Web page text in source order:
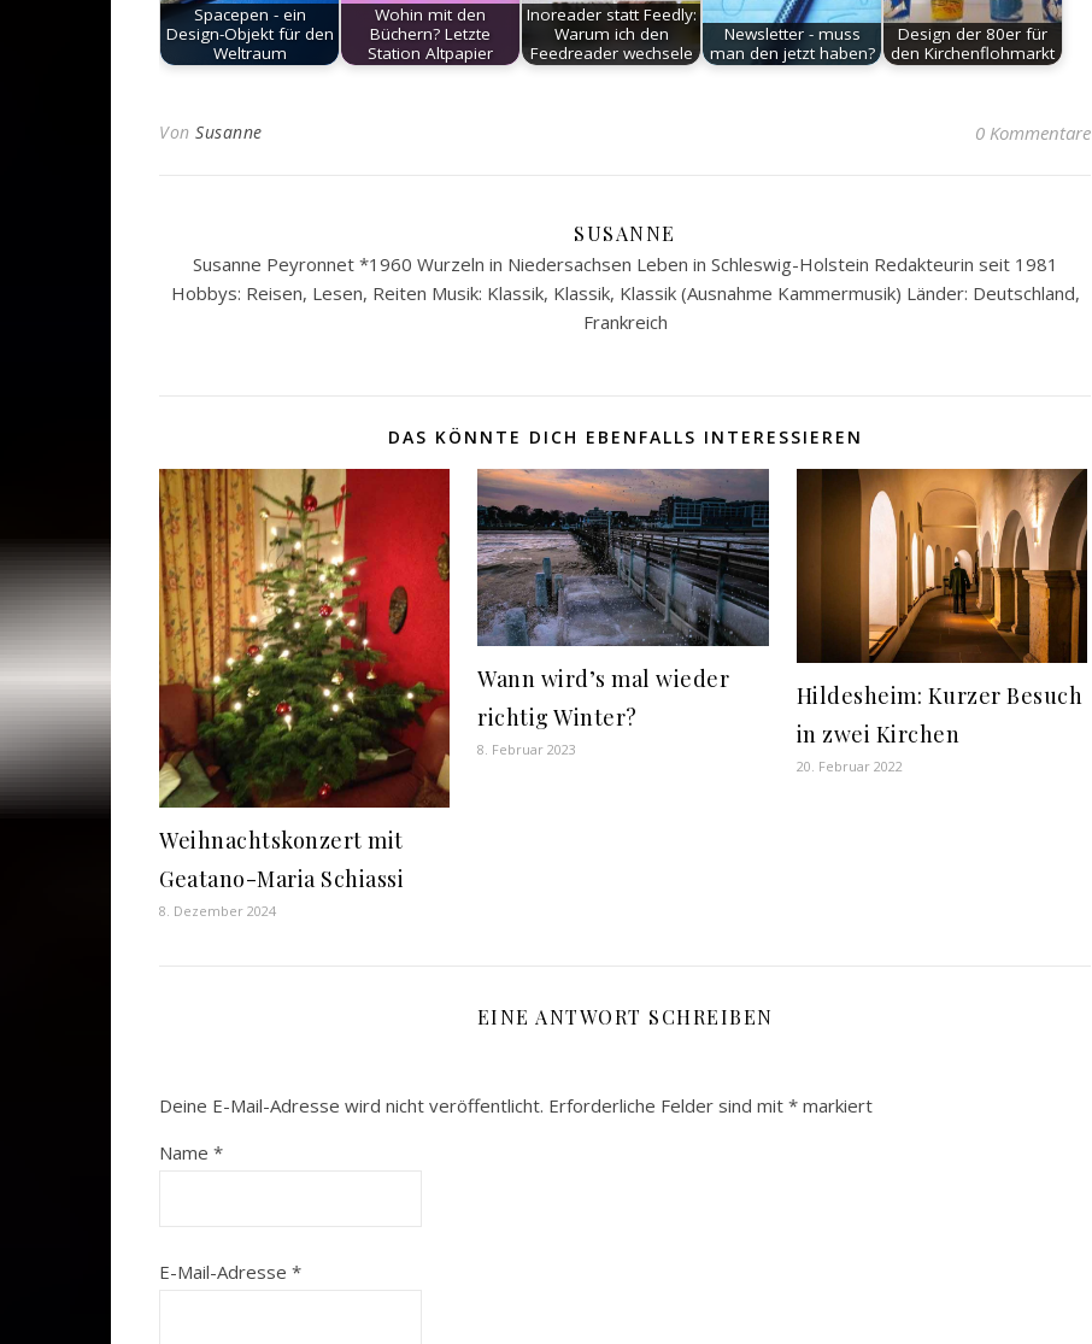
Spacepen - ein
Design-Objekt für den
Weltraum
Wohin mit den
Büchern? Letzte
Station Altpapier
Inoreader statt Feedly:
Warum ich den
Feedreader wechsele
Newsletter - muss
man den jetzt haben?
Design der 80er für
den Kirchenflohmarkt
Von Susanne 0 Kommentare
SUSANNE
Susanne Peyronnet *1960 Wurzeln in Niedersachsen Leben in Schleswig-Holstein Redakteurin seit 1981
Hobbys: Reisen, Lesen, Reiten Musik: Klassik, Klassik, Klassik (Ausnahme Kammermusik) Länder: Deutschland,
Frankreich
DAS KÖNNTE DICH EBENFALLS INTERESSIEREN
Weihnachtskonzert mit
Geatano-Maria Schiassi
8. Dezember 2024
Wann wird’s mal wieder
richtig Winter?
8. Februar 2023
Hildesheim: Kurzer Besuch
in zwei Kirchen
20. Februar 2022
EINE ANTWORT SCHREIBEN
Deine E-Mail-Adresse wird nicht veröffentlicht. Erforderliche Felder sind mit * markiert
Name *
E-Mail-Adresse *